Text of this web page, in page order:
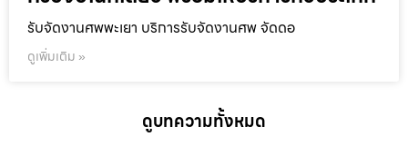
รับจัดงานศพพะเยา บริการรับจัดงานศพ จัดดอ
ดูเพิ่มเติม »
ดูบทความทั้งหมด